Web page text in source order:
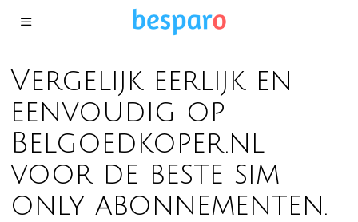
Vergelijk eerlijk en
eenvoudig op
Belgoedkoper.nl
voor de beste sim
only abonnementen.